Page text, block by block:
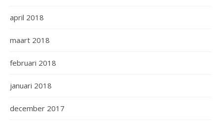
april 2018
maart 2018
februari 2018
januari 2018
december 2017